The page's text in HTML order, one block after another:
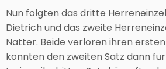
Nun folgten das dritte
Dietrich und das zweite
Natter. Beide verloren ihren
konnten den zweiten Satz dann